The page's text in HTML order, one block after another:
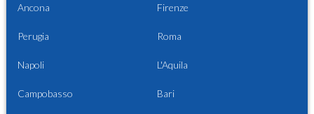
Ancona Firenze
Perugia Roma
Napoli L'Aquila
Campobasso Bari